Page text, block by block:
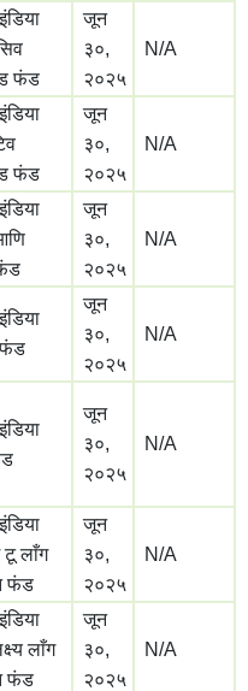
फंड
जून
३०,
२०२५
N/A
फंड
जून
३०,
२०२५
N/A
जून
३०,
२०२५
N/A
फंड
जून
३०,
२०२५
N/A
जून
३०,
२०२५
N/A
टू लाँग
फंड
जून
३०,
२०२५
N/A
लाँग
फंड
जून
३०,
२०२५
N/A